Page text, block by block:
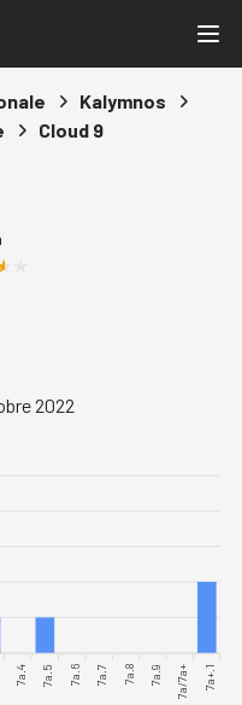
Kalymnos
Cloud 9
2022
7a.4 7a.5 7a.6 7a.7 7a.8 7a.9 7a/7a+ 7a+.1